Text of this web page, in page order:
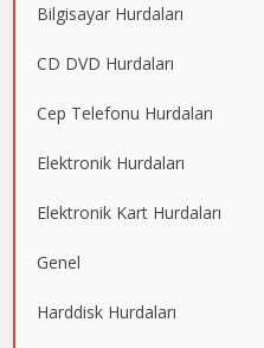
Bilgisayar Hurdaları
CD DVD Hurdaları
Cep Telefonu Hurdaları
Elektronik Hurdaları
Elektronik Kart Hurdaları
Genel
Harddisk Hurdaları